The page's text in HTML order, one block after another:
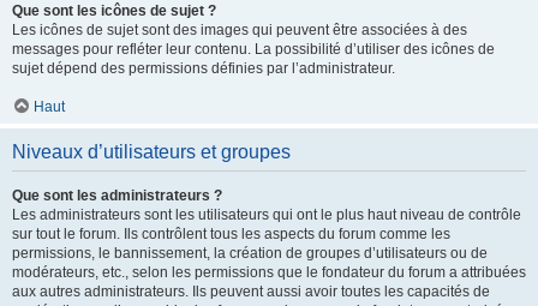
Que sont les icônes de sujet ?
Les icônes de sujet sont des images qui peuvent être associées à des
messages pour refléter leur contenu. La possibilité d’utiliser des icônes de
sujet dépend des permissions définies par l’administrateur.
Haut
Niveaux d’utilisateurs et groupes
Que sont les administrateurs ?
Les administrateurs sont les utilisateurs qui ont le plus haut niveau de contrôle
sur tout le forum. Ils contrôlent tous les aspects du forum comme les
permissions, le bannissement, la création de groupes d’utilisateurs ou de
modérateurs, etc., selon les permissions que le fondateur du forum a attribuées
aux autres administrateurs. Ils peuvent aussi avoir toutes les capacités de